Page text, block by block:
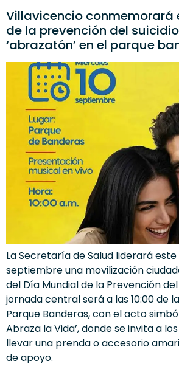
Villavicencio conmemorará
de la prevención del
‘abrazatón’ en el parque
La Secretaría de Salud liderará
septiembre una movilización
del Día Mundial de la Prevención del
jornada central será a las 10:00 de
Parque Banderas, con el acto
Abraza la Vida’, donde se invita a
llevar una prenda o accesorio
de apoyo.